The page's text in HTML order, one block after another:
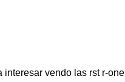
interesar vendo las rst r-